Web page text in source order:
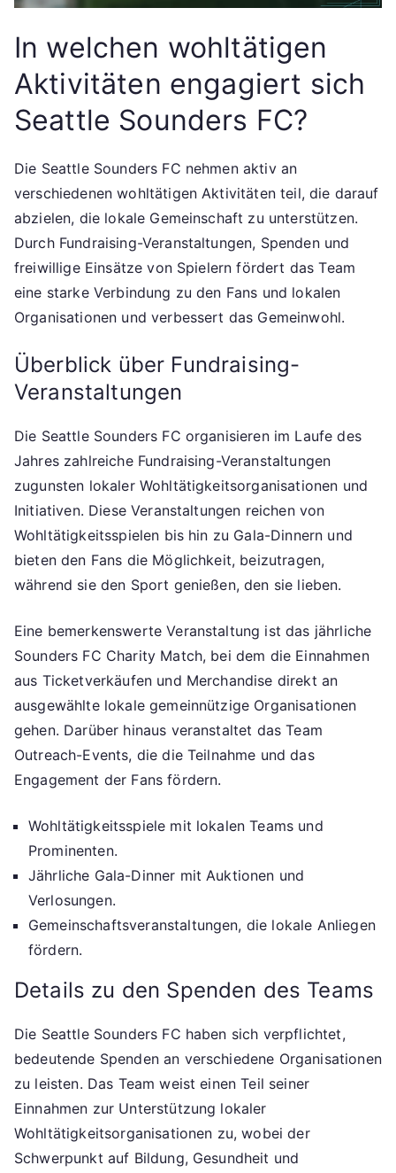
In welchen wohltätigen
Aktivitäten engagiert sich
Seattle Sounders FC?
Die Seattle Sounders FC nehmen aktiv an
verschiedenen wohltätigen Aktivitäten teil, die darauf
abzielen, die lokale Gemeinschaft zu unterstützen.
Durch Fundraising-Veranstaltungen, Spenden und
freiwillige Einsätze von Spielern fördert das Team
eine starke Verbindung zu den Fans und lokalen
Organisationen und verbessert das Gemeinwohl.
Überblick über Fundraising-
Veranstaltungen
Die Seattle Sounders FC organisieren im Laufe des
Jahres zahlreiche Fundraising-Veranstaltungen
zugunsten lokaler Wohltätigkeitsorganisationen und
Initiativen. Diese Veranstaltungen reichen von
Wohltätigkeitsspielen bis hin zu Gala-Dinnern und
bieten den Fans die Möglichkeit, beizutragen,
während sie den Sport genießen, den sie lieben.
Eine bemerkenswerte Veranstaltung ist das jährliche
Sounders FC Charity Match, bei dem die Einnahmen
aus Ticketverkäufen und Merchandise direkt an
ausgewählte lokale gemeinnützige Organisationen
gehen. Darüber hinaus veranstaltet das Team
Outreach-Events, die die Teilnahme und das
Engagement der Fans fördern.
Wohltätigkeitsspiele mit lokalen Teams und
Prominenten.
Jährliche Gala-Dinner mit Auktionen und
Verlosungen.
Gemeinschaftsveranstaltungen, die lokale Anliegen
fördern.
Details zu den Spenden des Teams
Die Seattle Sounders FC haben sich verpflichtet,
bedeutende Spenden an verschiedene Organisationen
zu leisten. Das Team weist einen Teil seiner
Einnahmen zur Unterstützung lokaler
Wohltätigkeitsorganisationen zu, wobei der
Schwerpunkt auf Bildung, Gesundheit und